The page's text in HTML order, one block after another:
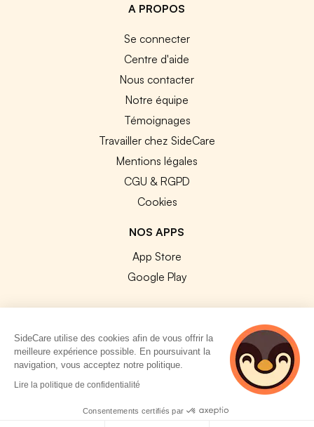
A PROPOS
Se connecter
Centre d'aide
Nous contacter
Notre équipe
Témoignages
Travailler chez SideCare
Mentions légales
CGU & RGPD
Cookies
NOS APPS
App Store
Google Play
© 2026 SideCare. Tous droits réservés.
SideCare utilise des cookies afin de vous offrir la
meilleure expérience possible. En poursuivant la
navigation, vous acceptez notre politique.
Lire la politique de confidentialité
Consentements certifiés par
4 personnes
consultent
actuellement cette